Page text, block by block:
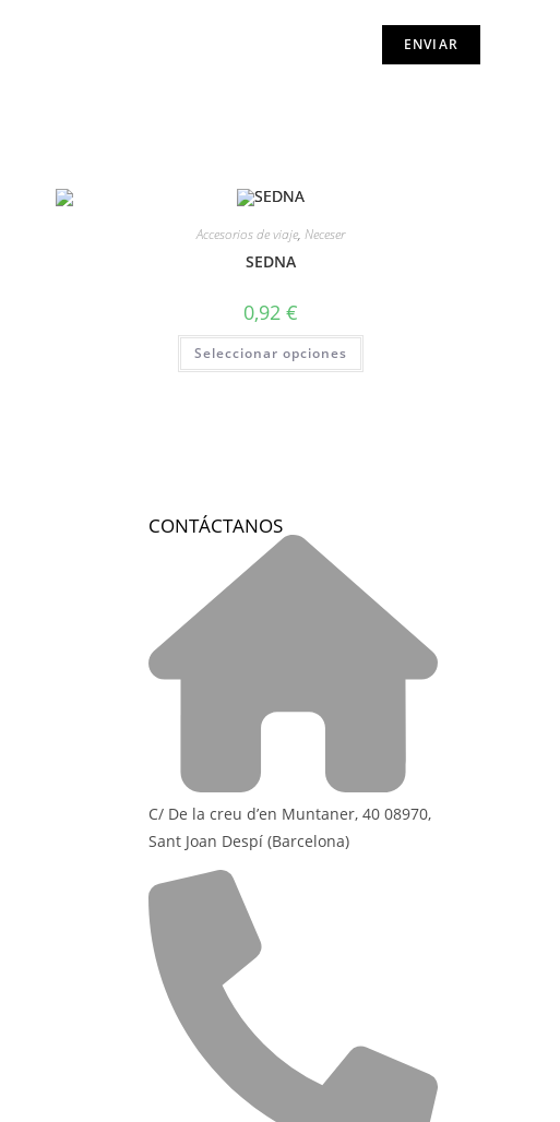
Accesorios de viaje, Neceser
SEDNA
0,92 €
Seleccionar opciones
CONTÁCTANOS
C/ De la creu d’en Muntaner, 40 08970,
Sant Joan Despí (Barcelona)